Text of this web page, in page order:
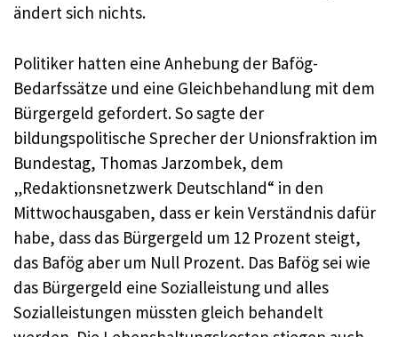
ändert sich nichts.
Politiker hatten eine Anhebung der Bafög-
Bedarfssätze und eine Gleichbehandlung mit dem
Bürgergeld gefordert. So sagte der
bildungspolitische Sprecher der Unionsfraktion im
Bundestag, Thomas Jarzombek, dem
„Redaktionsnetzwerk Deutschland“ in den
Mittwochausgaben, dass er kein Verständnis dafür
habe, dass das Bürgergeld um 12 Prozent steigt,
das Bafög aber um Null Prozent. Das Bafög sei wie
das Bürgergeld eine Sozialleistung und alles
Sozialleistungen müssten gleich behandelt